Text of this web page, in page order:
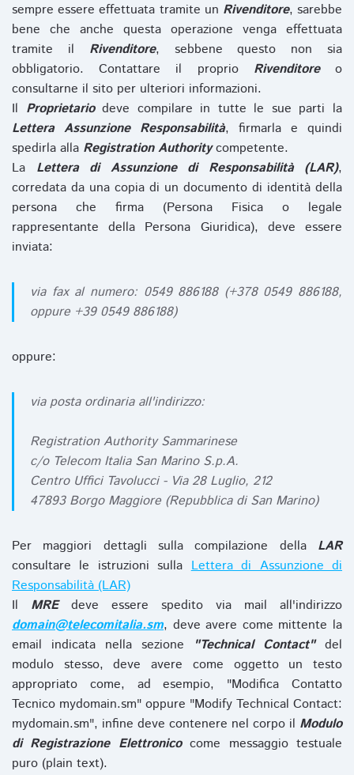
sempre essere effettuata tramite un Rivenditore, sarebbe
bene che anche questa operazione venga effettuata
tramite il Rivenditore, sebbene questo non sia
obbligatorio. Contattare il proprio Rivenditoreo
consultarne il sito per ulteriori informazioni.
Il Proprietariodeve compilare in tutte le sue parti la
Lettera Assunzione Responsabilità, firmarla e quindi
spedirla alla Registration Authoritycompetente.
La Lettera di Assunzione di Responsabilità (LAR),
corredata da una copia di un documento di identità della
persona che firma (Persona Fisica o legale
rappresentante della Persona Giuridica), deve essere
inviata:
via fax al numero: 0549 886188 (+378 0549 886188,
oppure +39 0549 886188)
oppure:
via posta ordinaria all'indirizzo:
Registration Authority Sammarinese
c/o Telecom Italia San Marino S.p.A.
Centro Uffici Tavolucci - Via 28 Luglio, 212
47893 Borgo Maggiore (Repubblica di San Marino)
Per maggiori dettagli sulla compilazione della LAR
consultare le istruzioni sullaLettera di Assunzione di
Responsabilità (LAR)
Il MREdeve essere spedito via mail all'indirizzo
domain@telecomitalia.sm, deve avere come mittente la
email indicata nella sezione
"Technical Contact"del
modulo stesso, deve avere come oggetto un testo
appropriato come, ad esempio, "Modifica Contatto
Tecnico mydomain.sm" oppure "Modify Technical Contact:
mydomain.sm", infine deve contenere nel corpo il Modulo
di Registrazione Elettronicocome messaggio testuale
puro (plain text).